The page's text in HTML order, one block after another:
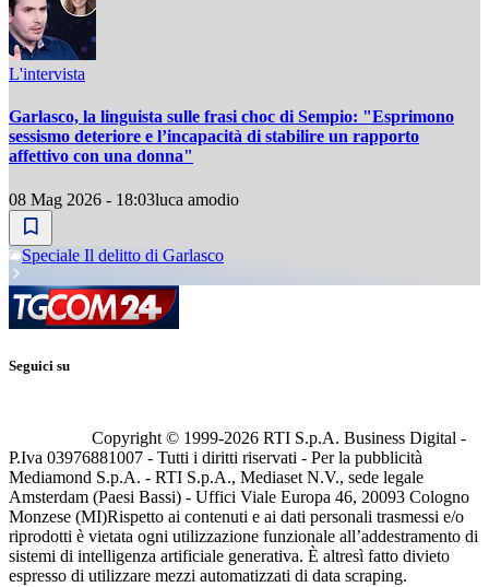
L'intervista
Garlasco, la linguista sulle frasi choc di Sempio: "Esprimono
sessismo deteriore e l’incapacità di stabilire un rapporto
affettivo con una donna"
08 Mag 2026 - 18:03luca amodio
Speciale Il delitto di Garlasco
Seguici su
Copyright © 1999-2026 RTI S.p.A. Business Digital -
P.Iva 03976881007 - Tutti i diritti riservati - Per la pubblicità
Mediamond S.p.A. - RTI S.p.A., Mediaset N.V., sede legale
Amsterdam (Paesi Bassi) - Uffici Viale Europa 46, 20093 Cologno
Monzese (MI)Rispetto ai contenuti e ai dati personali trasmessi e/o
riprodotti è vietata ogni utilizzazione funzionale all’addestramento di
sistemi di intelligenza artificiale generativa. È altresì fatto divieto
espresso di utilizzare mezzi automatizzati di data scraping.